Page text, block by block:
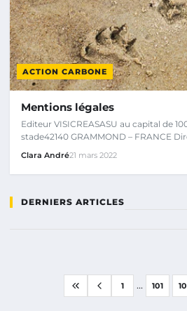
ACTION CARBONE
Mentions légales
Editeur VISICREASASU au capital de
stade42140 GRAMMOND – FRANCE
Clara André21 mars 2022
DERNIERS ARTICLES
1 ... 101